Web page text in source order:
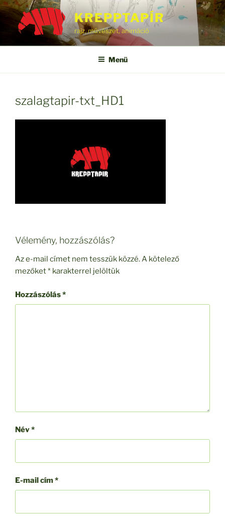
Tartalomhoz
KREPPTAPÍR
rajz, művészet, animáció
Menü
szalagtapir-txt_HD1
Vélemény, hozzászólás?
Az e-mail címet nem tesszük közzé.A kötelező
mezőket* karakterrel jelöltük
Hozzászólás*
Név*
E-mail cím*